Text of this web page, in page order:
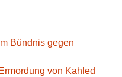
Bündnis gegen
von Kahled